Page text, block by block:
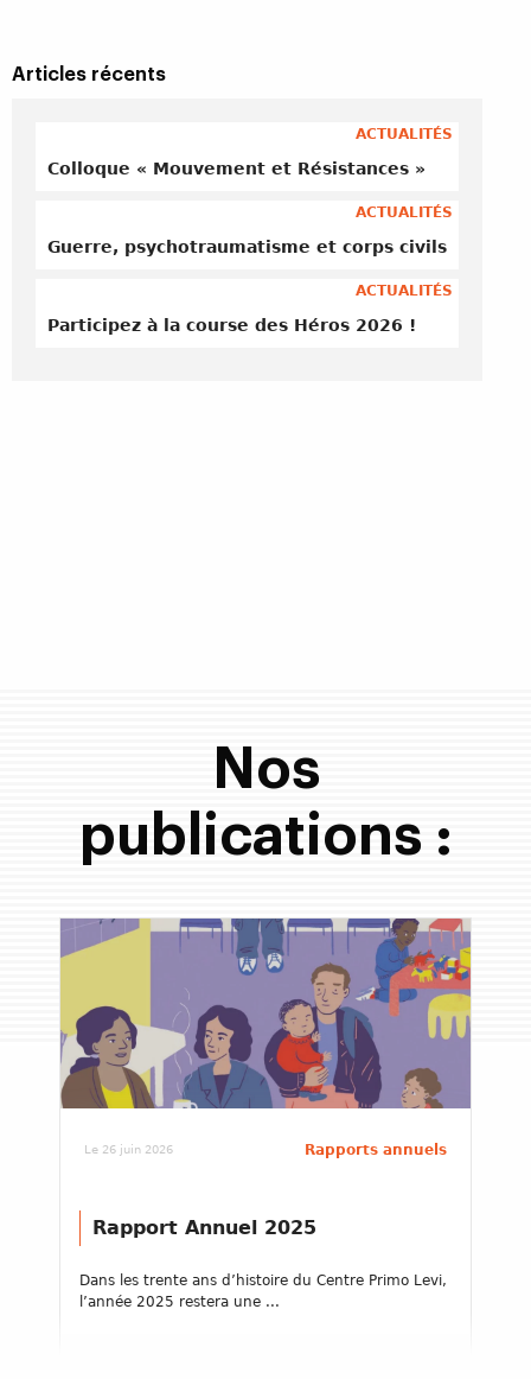
Articles récents
ACTUALITÉS
Colloque « Mouvement et Résistances »
ACTUALITÉS
Guerre, psychotraumatisme et corps civils
ACTUALITÉS
Participez à la course des Héros 2026 !
Nos
publications :
Le 26 juin 2026 Rapports annuels
Rapport Annuel 2025
Dans les trente ans d’histoire du Centre Primo Levi,
l’année 2025 restera une ...